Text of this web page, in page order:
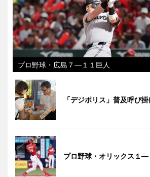
プロ野球・広島７―１１巨人
「デジポリス」普及呼び
プロ野球・オリックス１―